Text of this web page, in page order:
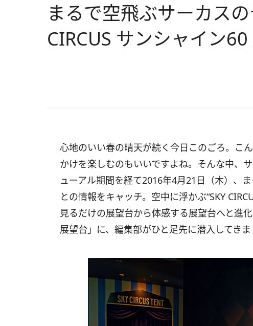
まるで空飛ぶサーカス
CIRCUS サンシャイン
心地のいい春の晴天が続く今日このごろ。こ
かけを楽しむのもいいですよね。そんな中、
ューアル期間を経て2016年4月21日（木）、
との情報をキャッチ。空中に浮かぶ“SKY
見るだけの展望台から体感する展望台へと進
展望台」に、編集部がひと足先に潜入してきま